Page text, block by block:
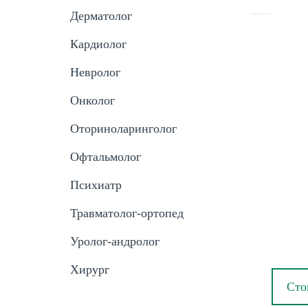
Дерматолог
Кардиолог
Невролог
Онколог
Оториноларинголог
Офтальмолог
Психиатр
Травматолог-ортопед
Уролог-андролог
Хирург